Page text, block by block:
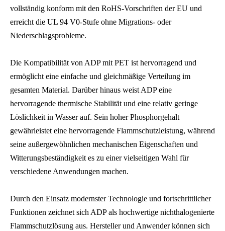
vollständig konform mit den RoHS-Vorschriften der EU und
erreicht die UL 94 V0-Stufe ohne Migrations- oder
Niederschlagsprobleme.
Die Kompatibilität von ADP mit PET ist hervorragend und
ermöglicht eine einfache und gleichmäßige Verteilung im
gesamten Material. Darüber hinaus weist ADP eine
hervorragende thermische Stabilität und eine relativ geringe
Löslichkeit in Wasser auf. Sein hoher Phosphorgehalt
gewährleistet eine hervorragende Flammschutzleistung, während
seine außergewöhnlichen mechanischen Eigenschaften und
Witterungsbeständigkeit es zu einer vielseitigen Wahl für
verschiedene Anwendungen machen.
Durch den Einsatz modernster Technologie und fortschrittlicher
Funktionen zeichnet sich ADP als hochwertige nichthalogenierte
Flammschutzlösung aus. Hersteller und Anwender können sich